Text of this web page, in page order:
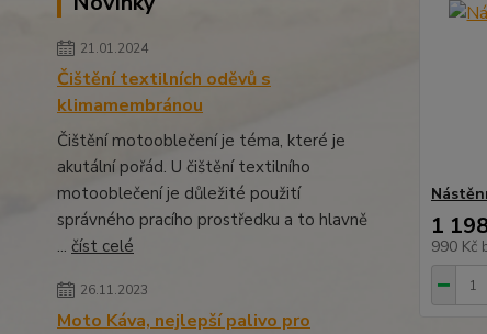
21.01.2024
Čištění textilních oděvů s
klimamembránou
Čištění motooblečení je téma, které je
akutální pořád. U čištění textilního
motooblečení je důležité použití
správného pracího prostředku a to hlavně
... číst celé
26.11.2023
Moto Káva, nejlepší palivo pro
1
990 Kč